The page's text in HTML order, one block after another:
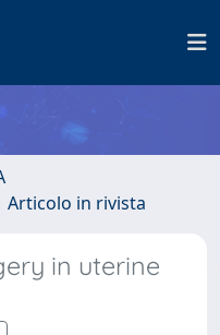
Articolo in rivista
in uterine